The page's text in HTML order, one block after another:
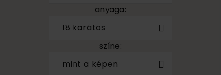
anyaga:
18 karátos
színe:
mint a képen